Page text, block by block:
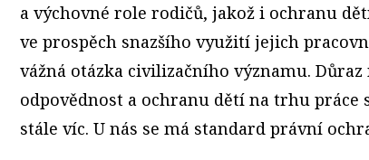
a výchovné role rodičů, jakož i ochranu
ve prospěch snazšího využití jejich
vážná otázka civilizačního významu.
odpovědnost a ochranu dětí na trhu práce
stále víc. U nás se má standard právní